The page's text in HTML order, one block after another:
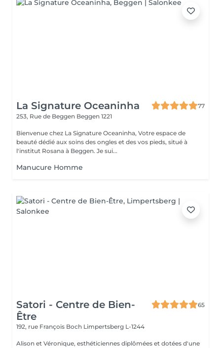
La Signature Oceaninha
77
253, Rue de Beggen Beggen 1221
Bienvenue chez La Signature Oceaninha, Votre espace de
beauté dédié aux soins des ongles et des vos pieds, situé à
l'institut Rosana à Beggen. Je sui...
Manucure Homme
Satori - Centre de Bien-
Être
65
192, rue François Boch Limpertsberg L-1244
Alison et Véronique, esthéticiennes diplômées et dotées d'une